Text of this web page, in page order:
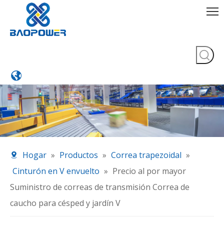
Hogar » Productos » Correa trapezoidal »
Cinturón en V envuelto » Precio al por mayor
Suministro de correas de transmisión Correa de
caucho para césped y jardín V